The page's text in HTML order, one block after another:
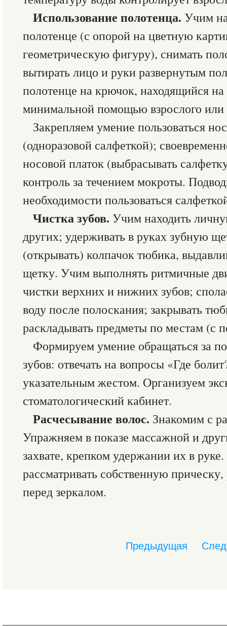
Использование полотенца. Учим
полотенце (с опорой на цветную
геометрическую фигуру), снимать
вытирать лицо и руки развернутым
полотенце на крючок, находящийся на
минимальной помощью взрослого или
Закрепляем умение пользоваться
(одноразовой салфеткой);
носовой платок (выбрасывать
контроль за течением мокроты.
необходимости пользоваться
Чистка зубов. Учим находить
других; удерживать в руках зубную
(открывать) колпачок тюбика,
щетку. Учим выполнять ритмичные
чистки верхних и нижних зубов;
воду после полоскания; закрывать
раскладывать предметы по местам (с
Формируем умение обращаться за
зубов: отвечать на вопросы «Где
указательным жестом. Организуем
стоматологический кабинет.
Расчесывание волос. Знакомим с
Упражняем в показе массажной и
захвате, крепком удержании их в
рассматривать собственную
перед зеркалом.
Предыдущая